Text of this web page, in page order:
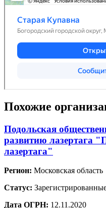
Похожие
Подольская
развитию лазертага
лазертага"
Регион: Московская область
Статус:
Дата ОГРН: 12.11.2020